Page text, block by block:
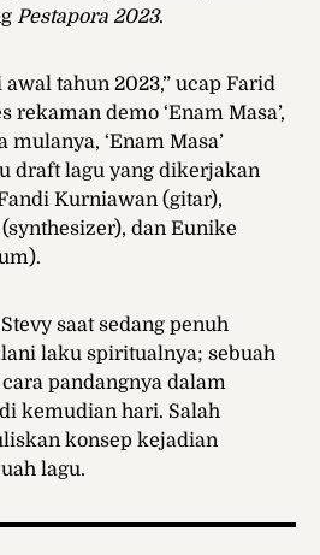
Pestapora 2023.
tahun 2023,” ucap Farid
rekaman demo ‘Enam Masa’,
mulanya, ‘Enam Masa’
draft lagu yang dikerjakan
Kurniawan (gitar),
dan Eunike
saat sedang penuh
laku spiritualnya; sebuah
pandangnya dalam
kemudian hari. Salah
konsep kejadian
lagu.